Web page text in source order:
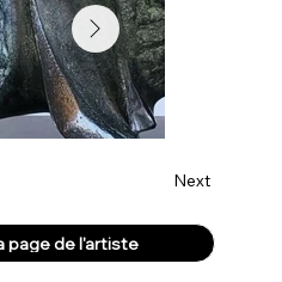
Next
page de l'artiste